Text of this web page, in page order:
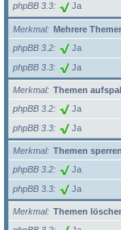
phpBB 3.3 Ja
Merkmal
Mehrere
phpBB 3.2
Ja
phpBB 3.3 Ja
Merkmal
Themen
phpBB 3.2
Ja
phpBB 3.3 Ja
Merkmal
Themen
phpBB 3.2
Ja
phpBB 3.3 Ja
Merkmal
Themen